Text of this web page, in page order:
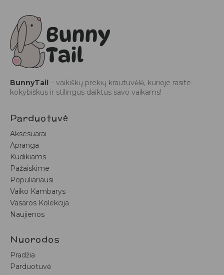
BunnyTail – vaikiškų prekių krautuvėlė, kurioje rasite
kokybiškus ir stilingus daiktus savo vaikams!
Parduotuvė
Aksesuarai
Apranga
Kūdikiams
Pažaiskime
Populiariausi
Vaiko Kambarys
Vasaros Kolekcija
Naujienos
Nuorodos
Pradžia
Parduotuvė